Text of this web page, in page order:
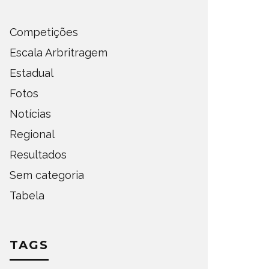
DEFINIDOS OS SEMIFINALISTAS
FASE OESTE 2026
Competições
Escala Arbritragem
Estadual
Fotos
Notícias
Regional
Resultados
Sem categoria
Tabela
TAGS